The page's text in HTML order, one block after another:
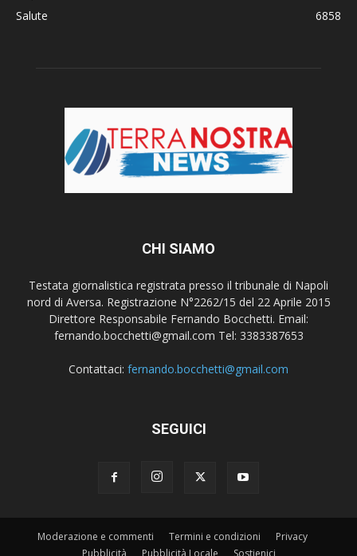
Salute
6858
CHI SIAMO
Testata giornalistica registrata presso il tribunale di Napoli
nord di Aversa. Registrazione N°2262/15 del 22 Aprile 2015
Direttore Responsabile Fernando Bocchetti. Email:
fernando.bocchetti@gmail.com Tel: 3383387653
Contattaci: fernando.bocchetti@gmail.com
SEGUICI
Moderazione e commenti Termini e condizioni
Privacy
Pubblicità
Pubblicità Locale Sostienici